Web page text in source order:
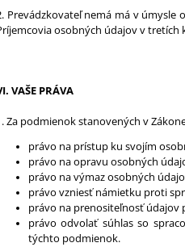
Prevádzkovateľ nemá má v úmysle
osobných údajov v tretích
VAŠE PRÁVA
Za podmienok stanovených v
právo na prístup ku svojím
právo na opravu osobných
právo na výmaz osobných
právo vzniesť námietku proti
právo na prenositeľnosť údajov
právo odvolať súhlas so
týchto podmienok.